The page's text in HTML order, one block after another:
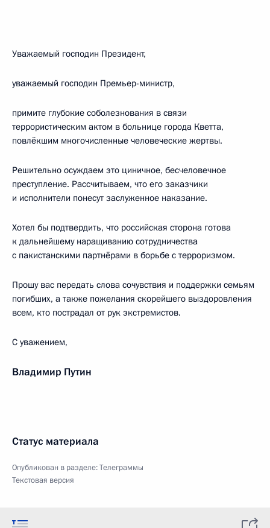
Уважаемый господин Президент,
уважаемый господин Премьер-министр,
примите глубокие соболезнования в связи
террористическим актом в больнице города Кветта,
повлёкшим многочисленные человеческие жертвы.
Решительно осуждаем это циничное, бесчеловечное
преступление. Рассчитываем, что его заказчики
и исполнители понесут заслуженное наказание.
Хотел бы подтвердить, что российская сторона готова
к дальнейшему наращиванию сотрудничества
с пакистанскими партнёрами в борьбе с терроризмом.
Прошу вас передать слова сочувствия и поддержки семьям
погибших, а также пожелания скорейшего выздоровления
всем, кто пострадал от рук экстремистов.
С уважением,
Владимир Путин
Статус материала
Опубликован в разделе:Телеграммы
Текстовая версия